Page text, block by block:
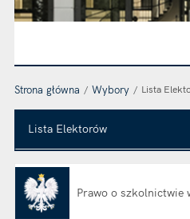
Strona główna Wybory Lista
Lista Elektorów
Prawo o szkolnictwie